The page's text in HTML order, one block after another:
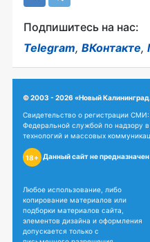
Подпишитесь на нас:
Telegram, ВКонтакте,
© 2003 - 2026 «Новый
Свидетельство о регистрации
Федеральной службой по надзору
технологий и массовых
18+ Данный сайт не
Любое использование, либо
копирование материалов или
подборки материалов сайта,
элементов дизайна и оформления
допускается только с